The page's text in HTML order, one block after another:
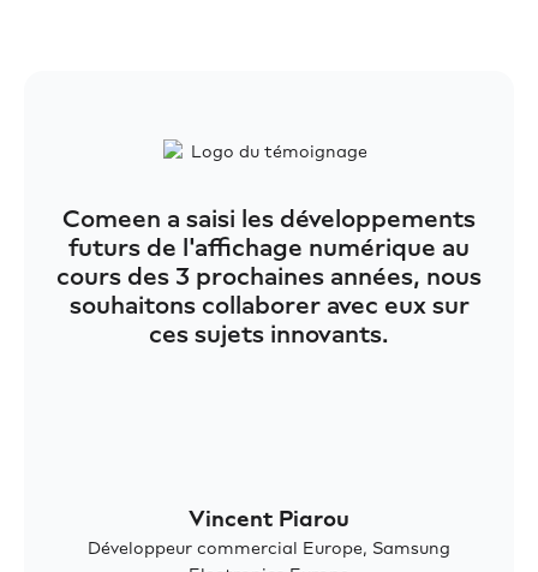
Comeen a saisi les développements
futurs de l'affichage numérique au
cours des 3 prochaines années, nous
souhaitons collaborer avec eux sur
ces sujets innovants.
Vincent Piarou
Développeur commercial Europe, Samsung